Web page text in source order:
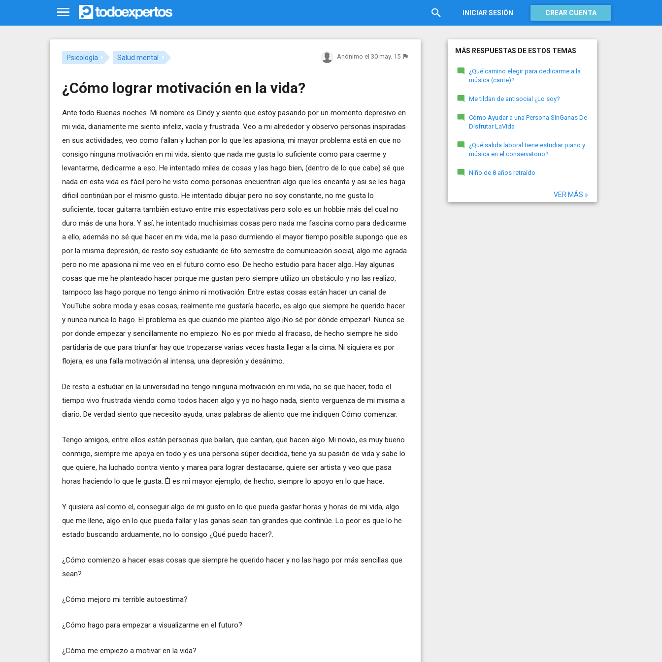
INICIAR SESIÓN CREAR CUENTA
Psicología Salud mental Anónimo el 30 may. 15
¿Cómo lograr motivación en la vida?
Ante todo Buenas noches. Mi nombre es Cindy y siento que estoy pasando por un momento depresivo en
mi vida, diariamente me siento infeliz, vacía y frustrada. Veo a mi alrededor y observo personas inspiradas
en sus actividades, veo como fallan y luchan por lo que les apasiona, mi mayor problema está en que no
consigo ninguna motivación en mi vida, siento que nada me gusta lo suficiente como para caerme y
levantarme, dedicarme a eso. He intentado miles de cosas y las hago bien, (dentro de lo que cabe) sé que
nada en esta vida es fácil pero he visto como personas encuentran algo que les encanta y asi se les haga
dificil continúan por el mismo gusto. He intentado dibujar pero no soy constante, no me gusta lo
suficiente, tocar guitarra también estuvo entre mis espectativas pero solo es un hobbie más del cual no
duro más de una hora. Y así, he intentado muchisimas cosas pero nada me fascina como para dedicarme
a ello, además no sé que hacer en mi vida, me la paso durmiendo el mayor tiempo posible supongo que es
por la misma depresión, de resto soy estudiante de 6to semestre de comunicación social, algo me agrada
pero no me apasiona ni me veo en el futuro como eso. De hecho estudio para hacer algo. Hay algunas
cosas que me he planteado hacer porque me gustan pero siempre utilizo un obstáculo y no las realizo,
tampoco las hago porque no tengo ánimo ni motivación. Entre estas cosas están hacer un canal de
YouTube sobre moda y esas cosas, realmente me gustaría hacerlo, es algo que siempre he querido hacer
y nunca nunca lo hago. El problema es que cuando me planteo algo ¡No sé por dónde empezar!. Nunca se
por donde empezar y sencillamente no empiezo. No es por miedo al fracaso, de hecho siempre he sido
partidaria de que para triunfar hay que tropezarse varias veces hasta llegar a la cima. Ni siquiera es por
flojera, es una falla motivación al intensa, una depresión y desánimo.
De resto a estudiar en la universidad no tengo ninguna motivación en mi vida, no se que hacer, todo el
tiempo vivo frustrada viendo como todos hacen algo y yo no hago nada, siento verguenza de mi misma a
diario. De verdad siento que necesito ayuda, unas palabras de aliento que me indiquen Cómo comenzar.
Tengo amigos, entre ellos están personas que bailan, que cantan, que hacen algo. Mi novio, es muy bueno
conmigo, siempre me apoya en todo y es una persona súper decidida, tiene ya su pasión de vida y sabe lo
que quiere, ha luchado contra viento y marea para lograr destacarse, quiere ser artista y veo que pasa
horas haciendo lo que le gusta. Él es mi mayor ejemplo, de hecho, siempre lo apoyo en lo que hace.
Y quisiera así como el, conseguir algo de mi gusto en lo que pueda gastar horas y horas de mi vida, algo
que me llene, algo en lo que pueda fallar y las ganas sean tan grandes que continúe. Lo peor es que lo he
estado buscando arduamente, no lo consigo ¿Qué puedo hacer?.
¿Cómo comienzo a hacer esas cosas que siempre he querido hacer y no las hago por más sencillas que
sean?
¿Cómo mejoro mi terrible autoestima?
¿Cómo hago para empezar a visualizarme en el futuro?
¿Cómo me empiezo a motivar en la vida?
MÁS RESPUESTAS DE ESTOS TEMAS
¿Qué camino elegir para dedicarme a la
música (cante)?
Me tildan de antisocial ¿Lo soy?
Cómo Ayudar a una Persona SinGanas De
Disfrutar LaVida
¿Qué salida laboral tiene estudiar piano y
música en el conservatorio?
Niño de 8 años retraído
VER MÁS »